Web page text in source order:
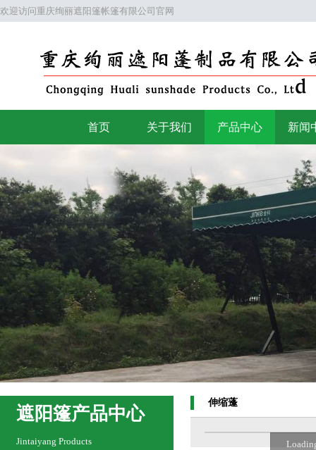
欢迎访问重庆绚丽遮阳篷帐篷有限公司官网
首页 关于我们 产品中心 新闻
遮阳篷产品中心
Jintaiyang Products
伸缩蓬